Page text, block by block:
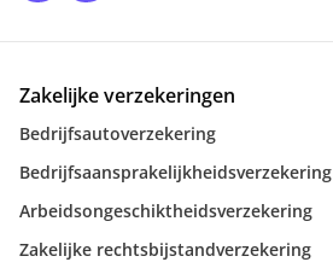
Zakelijke verzekeringen
Bedrijfsautoverzekering
Bedrijfsaansprakelijkheidsverzekering
Arbeidsongeschiktheidsverzekering
Zakelijke rechtsbijstandverzekering